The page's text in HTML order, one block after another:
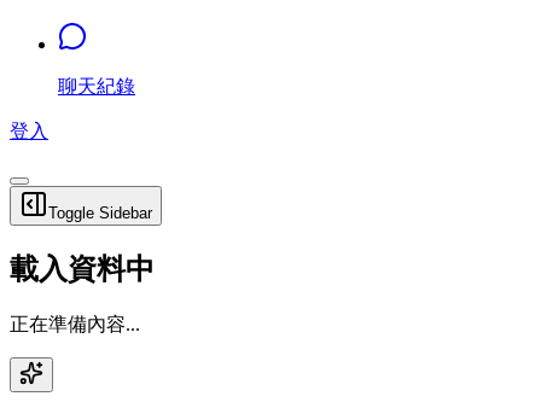
聊天紀錄
登入
Toggle Sidebar
載入資料中
正在準備內容...